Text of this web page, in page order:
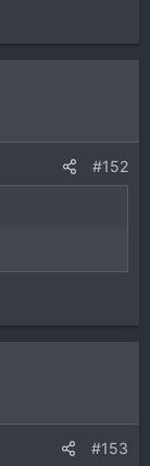
#152
#153